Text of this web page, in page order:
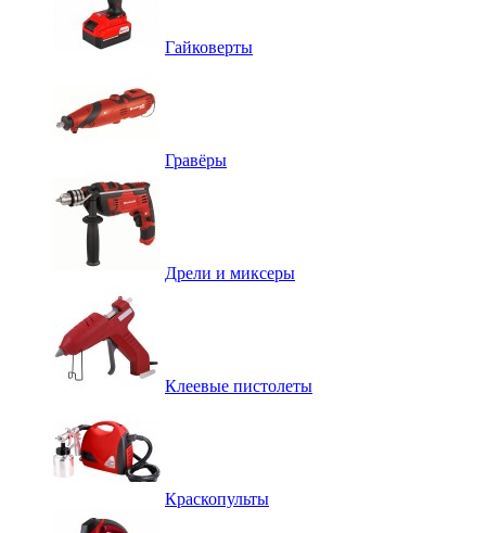
Гайковерты
Гравёры
Дрели и миксеры
Клеевые пистолеты
Краскопульты